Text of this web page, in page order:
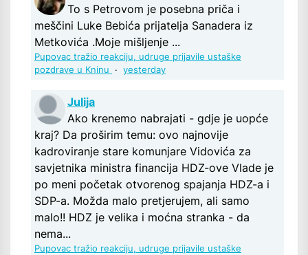
To s Petrovom je posebna priča i
meščini Luke Bebića prijatelja Sanadera iz
Metkovića .Moje mišljenje ...
Pupovac tražio reakciju, udruge prijavile ustaške
pozdrave u Kninu
· yesterday
Julija
Ako krenemo nabrajati - gdje je uopće
kraj? Da proširim temu: ovo najnovije
kadroviranje stare komunjare Vidovića za
savjetnika ministra financija HDZ-ove Vlade je
po meni početak otvorenog spajanja HDZ-a i
SDP-a. Možda malo pretjerujem, ali samo
malo!! HDZ je velika i moćna stranka - da
nema...
Pupovac tražio reakciju, udruge prijavile ustaške